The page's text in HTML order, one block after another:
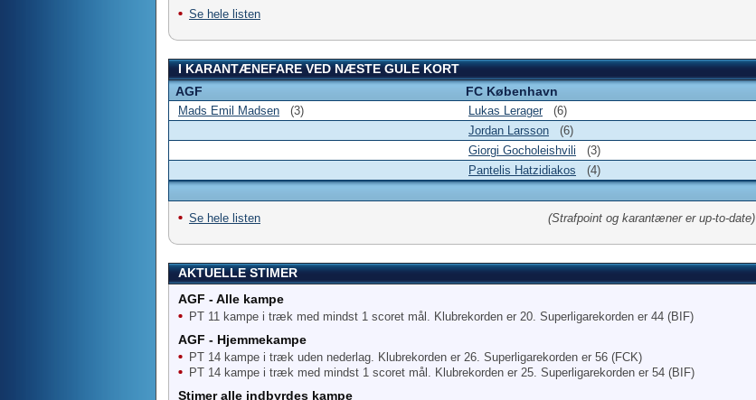
Se hele listen
I KARANTÆNEFARE VED NÆSTE GULE KORT
AGF
FC København
Mads Emil Madsen (3) Lukas Lerager
(6)
Jordan Larsson
(6)
Giorgi Gocholeishvili
(3)
Pantelis Hatzidiakos
(4)
Se hele listen (Strafpoint og karantæner er up-to-date)
AKTUELLE STIMER
AGF - Alle kampe
PT 11 kampe i træk med mindst 1 scoret mål. Klubrekorden er 20. Superligarekorden er 44 (BIF)
AGF - Hjemmekampe
PT 14 kampe i træk uden nederlag. Klubrekorden er 26. Superligarekorden er 56 (FCK)
PT 14 kampe i træk med mindst 1 scoret mål. Klubrekorden er 25. Superligarekorden er 54 (BIF)
Stimer alle indbyrdes kampe